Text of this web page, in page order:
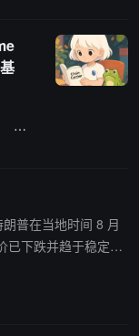
散户
普在当地时间 8 月
已下跌并趋于稳定，
管特朗普一再保证